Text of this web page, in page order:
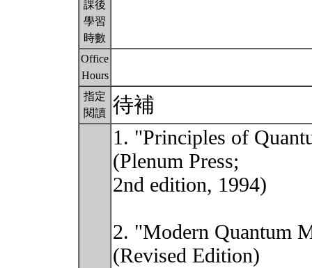
課後
學習
時數
Office
Hours
指定
閱讀 待補
1. "Principles of
(Plenum Press;
2nd edition, 1994)
2. "Modern Quantum
(Revised Edition)